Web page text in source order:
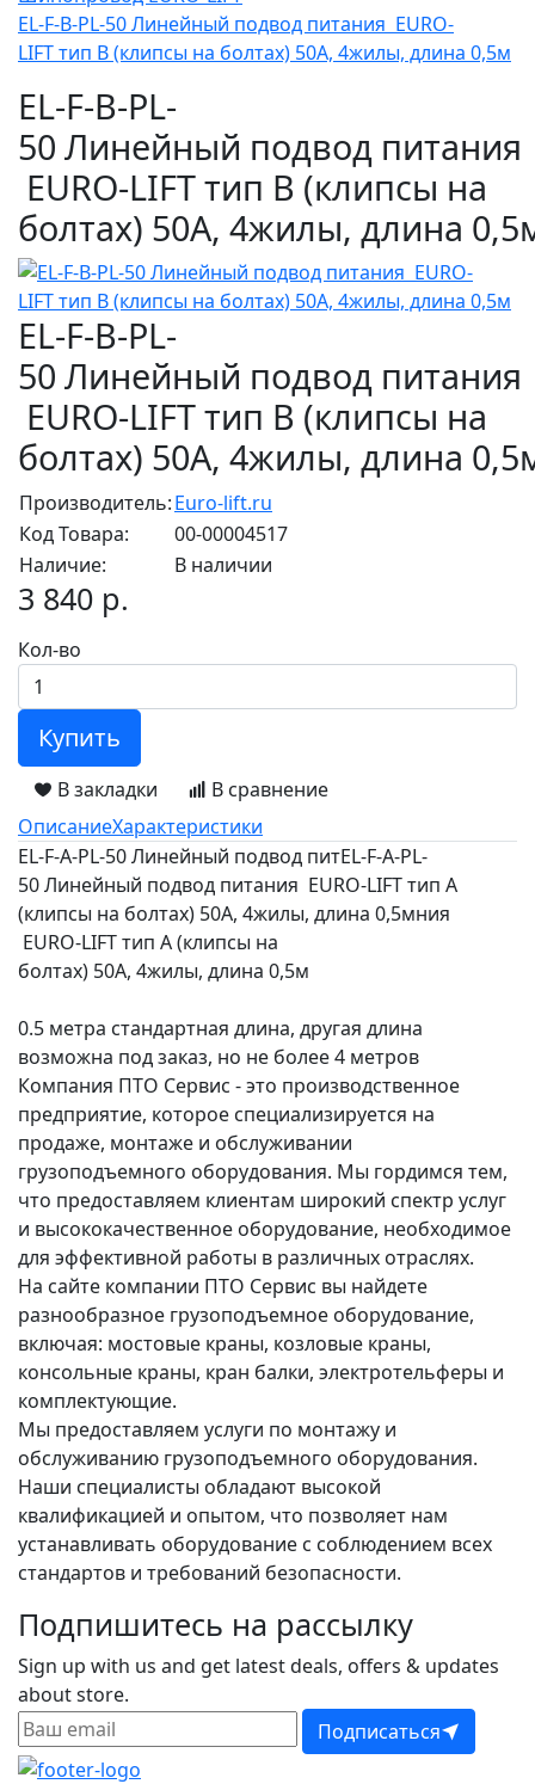
EL-F-B-PL-50 Линейный подвод питания EURO-
LIFT тип B (клипсы на болтах) 50А, 4жилы, длина 0,5м
EL-F-B-PL-
50 Линейный подвод питания
EURO-LIFT тип B (клипсы на
болтах) 50А, 4жилы, длина
EL-F-B-PL-
50 Линейный подвод питания
EURO-LIFT тип B (клипсы на
болтах) 50А, 4жилы, длина
Производитель:Euro-lift.ru
Код Товара:
00-00004517
Наличие:
В наличии
3 840 р.
Кол-во
Купить
В закладки
В сравнение
ОписаниеХарактеристики
EL-F-A-PL-50 Линейный подвод питEL-F-A-PL-
50 Линейный подвод питания EURO-LIFT тип A
(клипсы на болтах) 50А, 4жилы, длина 0,5мния
EURO-LIFT тип A (клипсы на
болтах) 50А, 4жилы, длина 0,5м
0.5 метра стандартная длина, другая длина
возможна под заказ, но не более 4 метров
Компания ПТО Сервис - это производственное
предприятие, которое специализируется на
продаже, монтаже и обслуживании
грузоподъемного оборудования. Мы гордимся тем,
что предоставляем клиентам широкий спектр услуг
и высококачественное оборудование, необходимое
для эффективной работы в различных отраслях.
На сайте компании ПТО Сервис вы найдете
разнообразное грузоподъемное оборудование,
включая: мостовые краны, козловые краны,
консольные краны, кран балки, электротельферы и
комплектующие.
Мы предоставляем услуги по монтажу и
обслуживанию грузоподъемного оборудования.
Наши специалисты обладают высокой
квалификацией и опытом, что позволяет нам
устанавливать оборудование с соблюдением всех
стандартов и требований безопасности.
Подпишитесь на рассылку
Sign up with us and get latest deals, offers & updates
about store.
Подписаться